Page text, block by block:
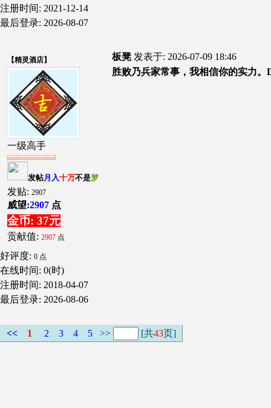
注册时间: 2021-12-14
最后登录: 2026-08-07
【精灵酒店】
一级高手
发帖月入十万不是梦
发贴: 2907
威望:2907 点
金币: 37元
贡献值: 2907 点
好评度: 0 点
在线时间: 0(时)
注册时间: 2018-04-07
最后登录: 2026-08-06
板凳 发表于: 2026-07-09 18:46
胜败乃兵家常事，我相信你的实力
<< 1 2 3 4 5 >> [共43页]